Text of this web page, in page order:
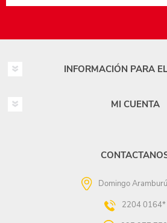
INFORMACIÓN PARA
MI CUENTA
Domingo
2204 0164*